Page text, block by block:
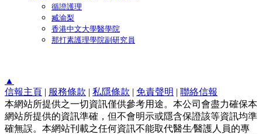
循證護理
臧渝梨
香港中文大學醫學院
那打素護理學院副研究員
▲
信報主頁 | 服務條款 | 私隱條款 | 免責聲明 | 聯絡信報
本網站所提供之一切資訊僅供參考用途。本公司會盡力確保本
網站所提供的資訊準確，但不會明示或隱含保證該等資訊均準
確無誤。本網站刊載之任何資訊不能取代醫生∕醫護人員的專